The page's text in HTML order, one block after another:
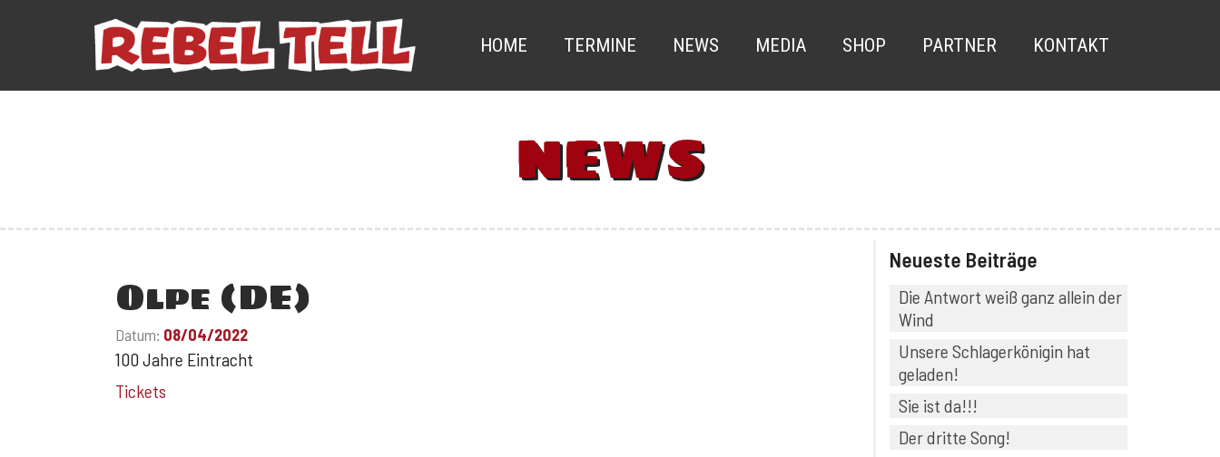
HOME TERMINE NEWS MEDIA SHOP PARTNER KONTAKT
NEWS
Olpe (DE)
Datum: 08/04/2022
100 Jahre Eintracht
Tickets
Neueste Beiträge
Die Antwort weiß ganz allein der
Wind
Unsere Schlagerkönigin hat
geladen!
Sie ist da!!!
Der dritte Song!